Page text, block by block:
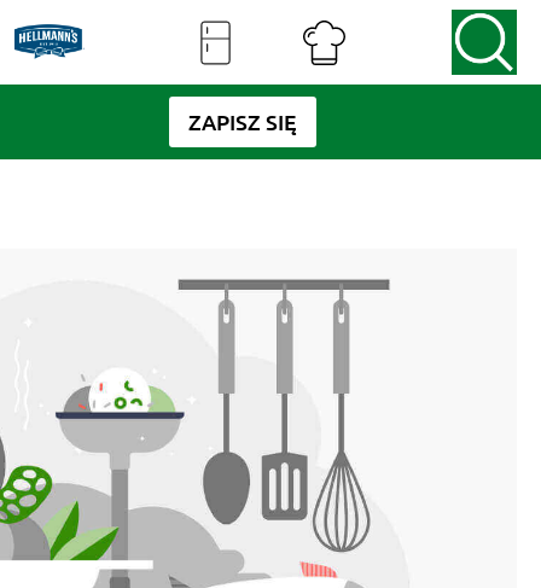
ZAPISZ SIĘ